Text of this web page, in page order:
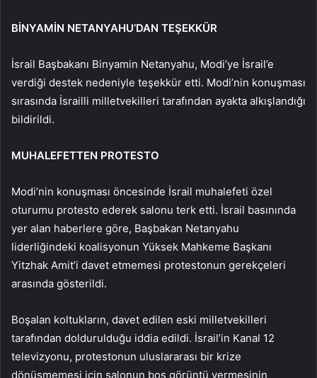
BİNYAMİN NETANYAHU’DAN TEŞEKKÜR
İsrail Başbakanı Binyamin Netanyahu, Modi’ye İsrail’e
verdiği destek nedeniyle teşekkür etti. Modi’nin konuşması
sırasında İsrailli milletvekilleri tarafından ayakta alkışlandığı
bildirildi.
MUHALEFETTEN PROTESTO
Modi’nin konuşması öncesinde İsrail muhalefeti özel
oturumu protesto ederek salonu terk etti. İsrail basınında
yer alan haberlere göre, Başbakan Netanyahu
liderliğindeki koalisyonun Yüksek Mahkeme Başkanı
Yitzhak Amit’i davet etmemesi protestonun gerekçeleri
arasında gösterildi.
Boşalan koltukların, davet edilen eski milletvekilleri
tarafından doldurulduğu iddia edildi. İsrail’in Kanal 12
televizyonu, protestonun uluslararası bir krize
dönüşmemesi için salonun boş görüntü vermesinin